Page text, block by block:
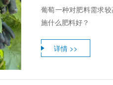
葡萄一种对肥料需求
施什么肥料好？
详情 >>